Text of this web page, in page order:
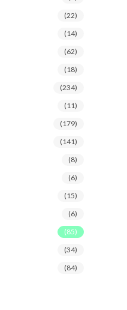
(22)
(14)
(62)
(18)
(234)
(11)
(179)
(141)
(8)
(6)
(15)
(6)
(85)
(34)
(84)